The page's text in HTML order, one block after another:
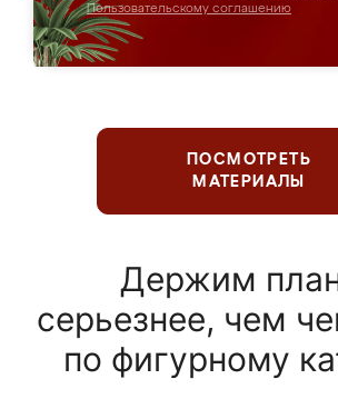
Пользовательскому соглашению
ПОСМОТРЕТЬ
МАТЕРИАЛЫ
Держим
серьезнее, чем
по фигурному